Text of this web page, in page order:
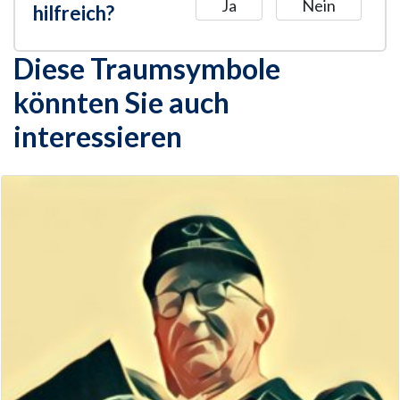
hilfreich?
Ja Nein
Diese Traumsymbole
könnten Sie auch
interessieren